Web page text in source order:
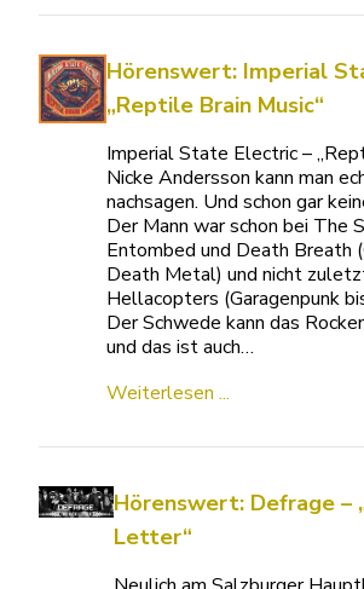
Hörenswert: Imperial
„Reptile Brain Music“
Imperial State Electric –
Nicke Andersson kann man
nachsagen. Und schon gar
Der Mann war schon bei The
Entombed und Death Breath
Death Metal) und nicht
Hellacopters (Garagenpunk
Der Schwede kann das
und das ist auch…
Weiterlesen ...
Hörenswert: Defrage –
Letter“